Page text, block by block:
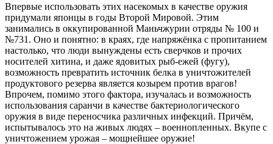
Впервые использовать этих насекомых в качестве оружия
придумали японцы в годы Второй Мировой. Этим
занимались в оккупированной Маньчжурии отряды № 100 и
№731. Оно и понятно: в краях, где напряжёнка с пропитанием
настолько, что люди вынуждены есть сверчков и прочих
носителей хитина, и даже ядовитых рыб-ежей (фугу),
возможность превратить источник белка в уничтожителей
продуктового резерва является козырем против врагов!
Впрочем, помимо этого фактора, изучалась и возможность
использования саранчи в качестве бактериологического
оружия в виде переносчика различных инфекций. Причём,
испытывалось это на живых людях – военнопленных. Вкупе с
уничтожением урожая – мощнейшее оружие!